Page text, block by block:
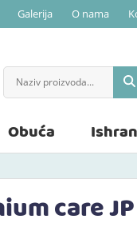
Galerija O nama
Obuća
care